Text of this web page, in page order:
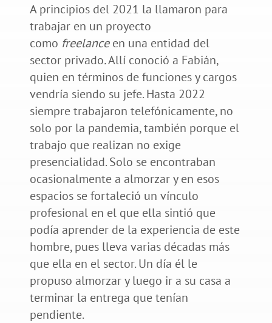
A principios del 2021 la llamaron para
trabajar en un proyecto
como freelanceen una entidad del
sector privado.Allí conoció a Fabián,
quien en términos de funciones y cargos
vendría siendo su jefe. Hasta 2022
siempre trabajaron telefónicamente, no
solo por la pandemia, también porque el
trabajo que realizan no exige
presencialidad. Solo se encontraban
ocasionalmente a almorzar y en esos
espacios se fortaleció un vínculo
profesional en el que ella sintió que
podía aprender de la experiencia de este
hombre, pues lleva varias décadas más
que ella en el sector. Un día él le
propuso almorzar y luego ir a su casa a
terminar la entrega que tenían
pendiente.